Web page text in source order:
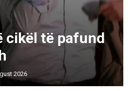
cikël të pafund
2026